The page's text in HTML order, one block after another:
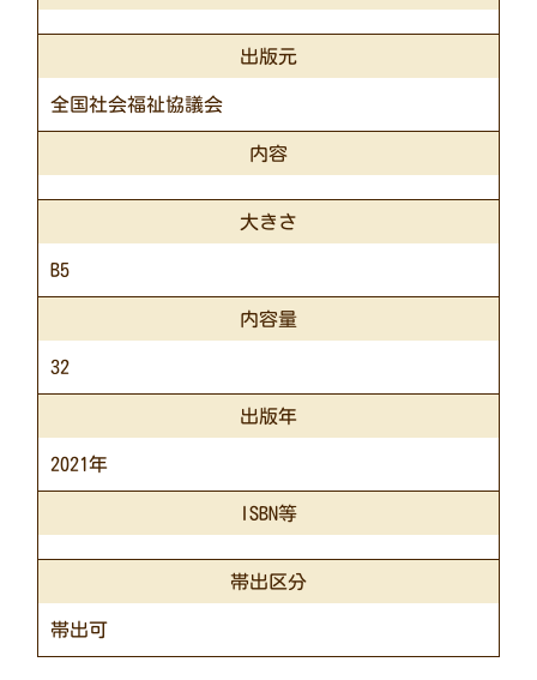
出版元
全国社会福祉協議会
内容
大きさ
B5
内容量
32
出版年
2021年
ISBN等
帯出区分
帯出可